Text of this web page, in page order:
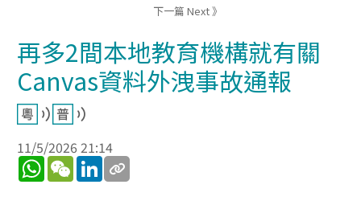
下一篇 Next 》
再多2間本地教育機構就有關
Canvas資料外洩事故通報
11/5/2026 21:14
WhatsApp
WeChatLinkedIn